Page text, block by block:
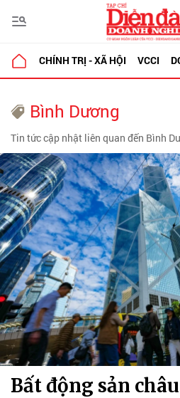
CHÍNH TRỊ - XÃ HỘI VCCI
Bình Dương
Tin tức cập nhật liên quan đến Bình
Bất động sản